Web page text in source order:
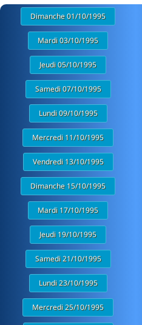
Dimanche 01/10/1995
Mardi 03/10/1995
Jeudi 05/10/1995
Samedi 07/10/1995
Lundi 09/10/1995
Mercredi 11/10/1995
Vendredi 13/10/1995
Dimanche 15/10/1995
Mardi 17/10/1995
Jeudi 19/10/1995
Samedi 21/10/1995
Lundi 23/10/1995
Mercredi 25/10/1995